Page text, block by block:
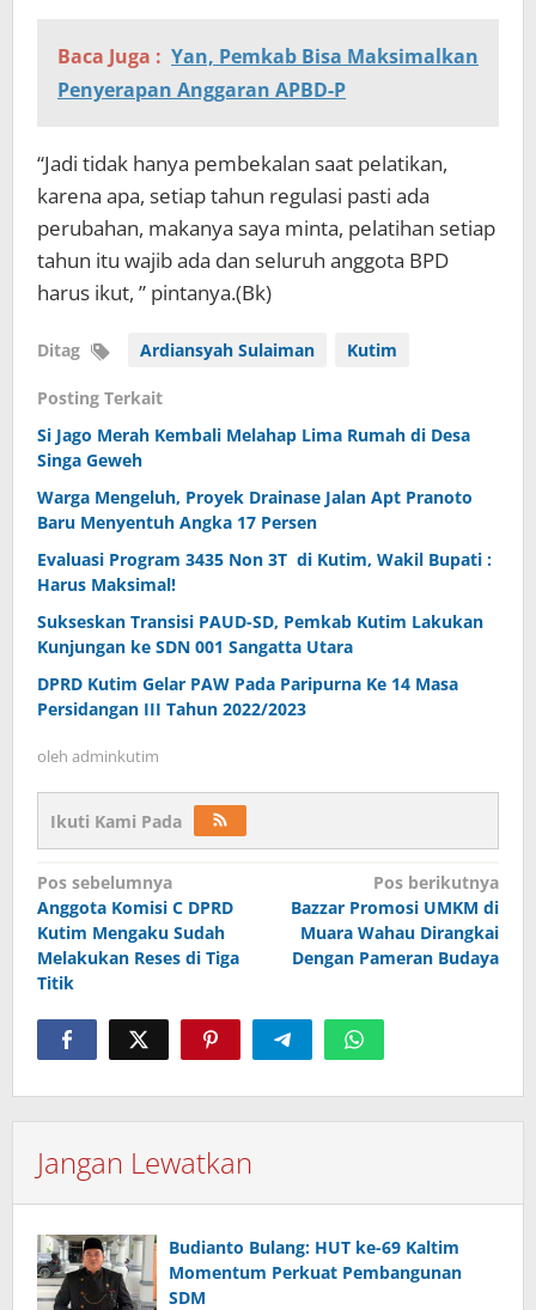
Baca Juga : Yan, Pemkab Bisa Maksimalkan
Penyerapan Anggaran APBD-P
“Jadi tidak hanya pembekalan saat pelatikan,
karena apa, setiap tahun regulasi pasti ada
perubahan, makanya saya minta, pelatihan setiap
tahun itu wajib ada dan seluruh anggota BPD
harus ikut, ” pintanya.(Bk)
Ditag Ardiansyah Sulaiman Kutim
Posting Terkait
Si Jago Merah Kembali Melahap Lima Rumah di Desa
Singa Geweh
Warga Mengeluh, Proyek Drainase Jalan Apt Pranoto
Baru Menyentuh Angka 17 Persen
Evaluasi Program 3435 Non 3T di Kutim, Wakil Bupati :
Harus Maksimal!
Sukseskan Transisi PAUD-SD, Pemkab Kutim Lakukan
Kunjungan ke SDN 001 Sangatta Utara
DPRD Kutim Gelar PAW Pada Paripurna Ke 14 Masa
Persidangan III Tahun 2022/2023
oleh adminkutim
Ikuti Kami Pada
Navigasi
pos
Pos sebelumnya
Anggota Komisi C DPRD
Kutim Mengaku Sudah
Melakukan Reses di Tiga
Titik
Pos berikutnya
Bazzar Promosi UMKM di
Muara Wahau Dirangkai
Dengan Pameran Budaya
Jangan Lewatkan
Budianto Bulang: HUT ke-69 Kaltim
Momentum Perkuat Pembangunan
SDM